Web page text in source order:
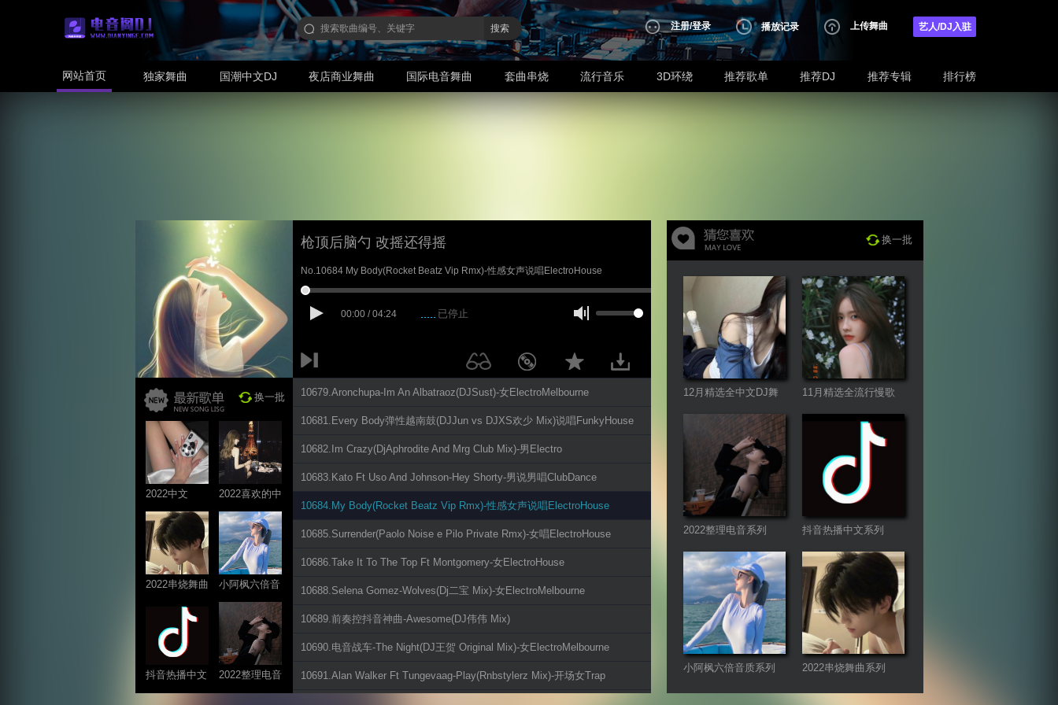
搜索 注册/登录 播放记录 上传舞曲 艺人/DJ入驻
网站首页 独家舞曲 国潮中文DJ 夜店商业舞曲 国际电音舞曲 套曲串烧 流行音乐 3D环绕 推荐歌单 推荐DJ 推荐专辑 排行榜
枪顶后脑勺 改摇还得摇
No.10684 My Body(Rocket Beatz Vip Rmx)-性感女声说唱ElectroHouse
00:00 / 04:24 已停止
换一批
2022中文
ProgHouse歌
曲
2022喜欢的中
文DJ舞曲
2022串烧舞曲
小阿枫六倍音
质系列 车载
抖音热播中文
系列
2022整理电音
系列
10679.Aronchupa-Im An Albatraoz(DJSust)-女ElectroMelbourne
10681.Every Body弹性越南鼓(DJJun vs DJXS欢少 Mix)说唱FunkyHouse
10682.Im Crazy(DjAphrodite And Mrg Club Mix)-男Electro
10683.Kato Ft Uso And Johnson-Hey Shorty-男说男唱ClubDance
10684.My Body(Rocket Beatz Vip Rmx)-性感女声说唱ElectroHouse
10685.Surrender(Paolo Noise e Pilo Private Rmx)-女唱ElectroHouse
10686.Take It To The Top Ft Montgomery-女ElectroHouse
10688.Selena Gomez-Wolves(Dj二宝 Mix)-女ElectroMelbourne
10689.前奏控抖音神曲-Awesome(DJ伟伟 Mix)
10690.电音战车-The Night(DJ王贺 Original Mix)-女ElectroMelbourne
10691.Alan Walker Ft Tungevaag-Play(Rnbstylerz Mix)-开场女Trap
换一批
12月精选全中文DJ舞
曲系列
11月精选全流行慢歌
连版
2022整理电音系列 抖音热播中文系列
小阿枫六倍音质系列
2022串烧舞曲系列